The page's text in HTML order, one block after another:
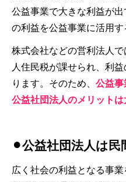
公益事業で大きな利益が
の利益を公益事業に活用す
株式会社などの営利法人
人住民税が課せられ、利
ります。そのため、 公益事
公益社団法人のメリットは
⚫︎公益社団法人は民
広く社会の利益となる事